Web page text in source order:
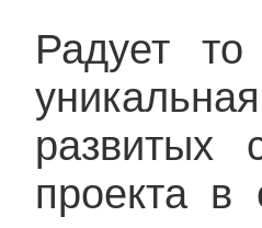
Радует
развитых
проекта в